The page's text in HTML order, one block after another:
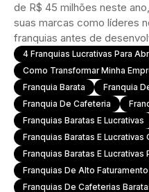
de R$ 45 milhões neste
suas marcas como líderes
franquias antes de
4 Franquias Lucrativas Para
Como Transformar Minha
Franquia Barata
Franquia
Franquia De Cafeteria
Franquias Baratas E Lucrativas
Franquias Baratas E Lucrativas
Franquias Baratas E
Franquias De Alto Faturamento
Franquias De Cafeterias